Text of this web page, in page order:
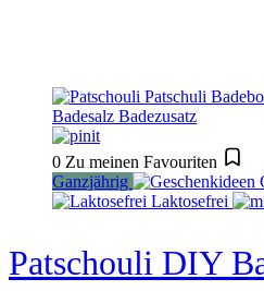
0 Zu meinen Favouriten
Ganzjährig
Laktosefrei
Patschouli DIY